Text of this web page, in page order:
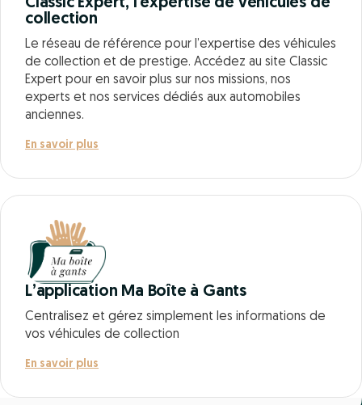
collection
Le réseau de référence pour l’expertise des véhicules
de collection et de prestige. Accédez au site Classic
Expert pour en savoir plus sur nos missions, nos
experts et nos services dédiés aux automobiles
anciennes.
En savoir plus
L’application Ma Boîte à Gants
Centralisez et gérez simplement les informations de
vos véhicules de collection
En savoir plus